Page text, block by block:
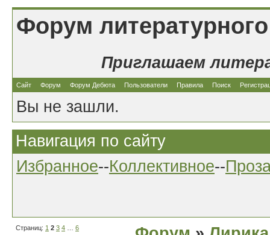
Форум
Приглашаем
Сайт Форум Форум Дебюта Пользователи Правила Поиск
Вы не зашли.
Навигация по сайту
Избранное--Коллективное--
Страниц: 1 2 3 4 6